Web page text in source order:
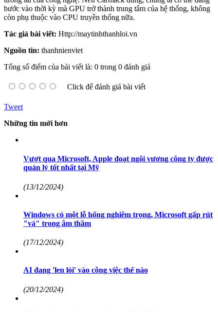
bước vào thời kỳ mà GPU trở thành trung tâm của hệ thống, không
còn phụ thuộc vào CPU truyền thống nữa.
Tác giả bài viết: Http://maytinhthanhloi.vn
Nguồn tin: thanhnienviet
Tổng số điểm của bài viết là: 0 trong 0 đánh giá
Click để đánh giá bài viết
Tweet
Những tin mới hơn
Vượt qua Microsoft, Apple đoạt ngôi vương công ty được
quản lý tốt nhất tại Mỹ
(13/12/2024)
Windows có một lỗ hổng nghiêm trọng, Microsoft gấp rút
"vá" trong âm thầm
(17/12/2024)
AI đang 'len lỏi' vào công việc thế nào
(20/12/2024)